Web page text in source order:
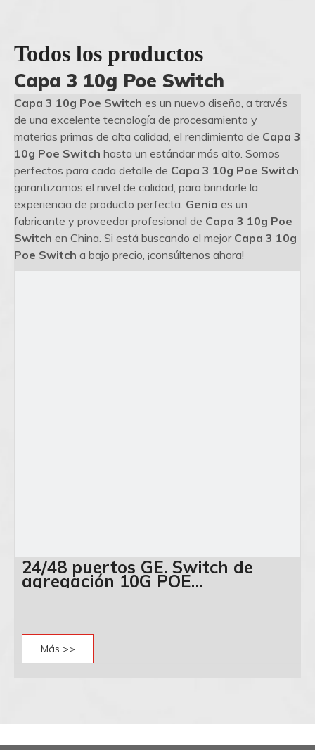
Todos los productos
Capa 3 10g Poe Switch
Capa 3 10g Poe Switch es un nuevo diseño, a través
de una excelente tecnología de procesamiento y
materias primas de alta calidad, el rendimiento de Capa 3
10g Poe Switch hasta un estándar más alto. Somos
perfectos para cada detalle de Capa 3 10g Poe Switch,
garantizamos el nivel de calidad, para brindarle la
experiencia de producto perfecta. Genio es un
fabricante y proveedor profesional de Capa 3 10g Poe
Switch en China. Si está buscando el mejor Capa 3 10g
Poe Switch a bajo precio, ¡consúltenos ahora!
24/48 puertos GE. Switch de
agregación 10G POE
administrado serie GS230
Más >>